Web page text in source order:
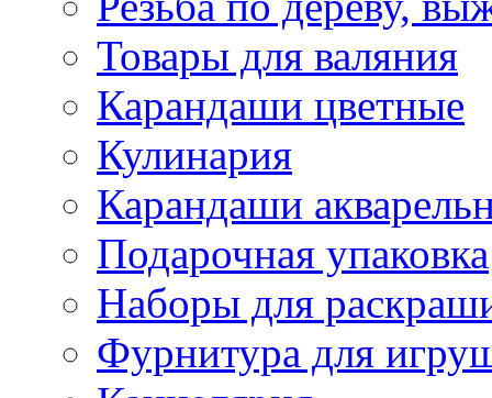
Товары для валяния
Карандаши цветные
Кулинария
Карандаши
Подарочная упаковка
Наборы для
Фурнитура для